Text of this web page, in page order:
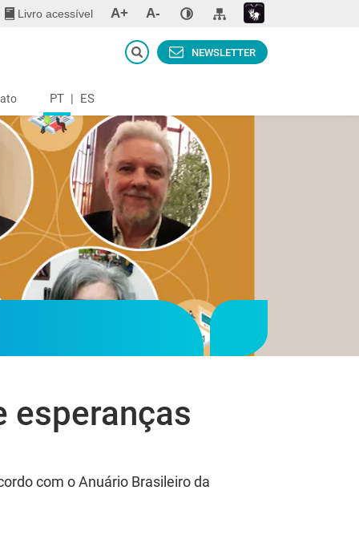
Livro acessível A+ A-
PT | ES
NEWSLETTER
esperanças
com o Anuário Brasileiro da